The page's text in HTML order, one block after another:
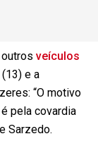
veículos
e a
“O motivo
pela covardia
Sarzedo.